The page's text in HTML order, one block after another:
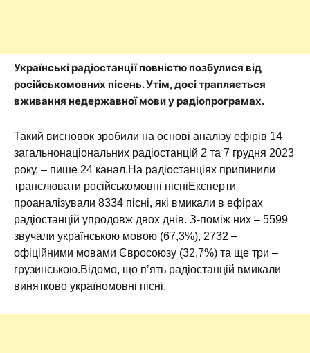
Українські радіостанції повністю позбулися від
російськомовних пісень. Утім, досі трапляється
вживання недержавної мови у радіопрограмах.
Такий висновок зробили на основі аналізу ефірів 14
загальнонаціональних радіостанцій 2 та 7 грудня 2023
року, – пише 24 канал.На радіостанціях припинили
транслювати російськомовні пісніЕксперти
проаналізували 8334 пісні, які вмикали в ефірах
радіостанцій упродовж двох днів. З-поміж них – 5599
звучали українською мовою (67,3%), 2732 –
офіційними мовами Євросоюзу (32,7%) та ще три –
грузинською.Відомо, що п’ять радіостанцій вмикали
винятково україномовні пісні.